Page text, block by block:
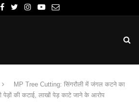
MP Tree Cutting: सिंगरौली में जंगल कटने का
पेड़ों की कटाई, लाखों पेड़ काटे जाने के आरोप